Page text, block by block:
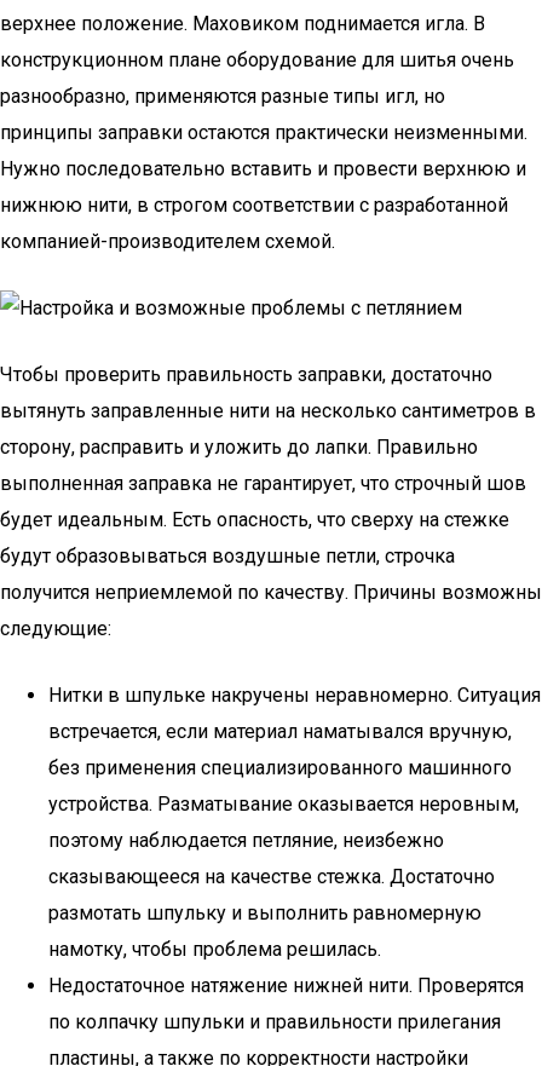
верхнее положение. Маховиком поднимается игла. В
конструкционном плане оборудование для шитья очень
разнообразно, применяются разные типы игл, но
принципы заправки остаются практически неизменными.
Нужно последовательно вставить и провести верхнюю и
нижнюю нити, в строгом соответствии с разработанной
компанией-производителем схемой.
Чтобы проверить правильность заправки, достаточно
вытянуть заправленные нити на несколько сантиметров в
сторону, расправить и уложить до лапки. Правильно
выполненная заправка не гарантирует, что строчный шов
будет идеальным. Есть опасность, что сверху на стежке
будут образовываться воздушные петли, строчка
получится неприемлемой по качеству. Причины возможны
следующие:
Нитки в шпульке накручены неравномерно. Ситуация
встречается, если материал наматывался вручную,
без применения специализированного машинного
устройства. Разматывание оказывается неровным,
поэтому наблюдается петляние, неизбежно
сказывающееся на качестве стежка. Достаточно
размотать шпульку и выполнить равномерную
намотку, чтобы проблема решилась.
Недостаточное натяжение нижней нити. Проверятся
по колпачку шпульки и правильности прилегания
пластины, а также по корректности настройки